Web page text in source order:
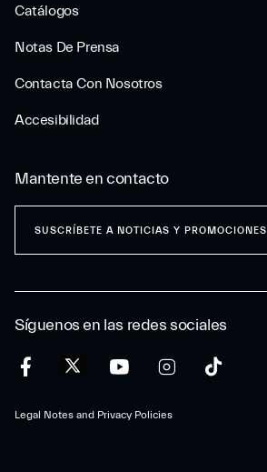
Catálogos
Notas De Prensa
Contacta Con Nosotros
Accesibilidad
Síguenos en las redes sociales
Legal Notes and Privacy Policies
Mantente en contacto
SUSCRÍBETE A NOTICIAS Y PROMOCIONES